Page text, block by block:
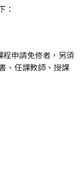
：
申請免修者，另須
、任課教師、授課